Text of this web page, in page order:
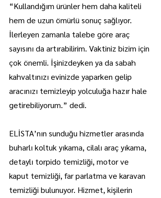
“Kullandığım ürünler hem daha kaliteli
hem de uzun ömürlü sonuç sağlıyor.
İlerleyen zamanla talebe göre araç
sayısını da artırabilirim. Vaktiniz bizim için
çok önemli. İşinizdeyken ya da sabah
kahvaltınızı evinizde yaparken gelip
aracınızı temizleyip yolculuğa hazır hale
getirebiliyorum.” dedi.
ELİSTA’nın sunduğu hizmetler arasında
buharlı koltuk yıkama, cilalı araç yıkama,
detaylı torpido temizliği, motor ve
kaput temizliği, far parlatma ve karavan
temizliği bulunuyor. Hizmet, kişilerin